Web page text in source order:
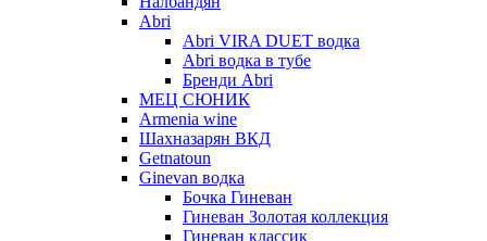
Abri
Abri VIRA DUET водка
Abri водка в тубе
Бренди Abri
МЕЦ СЮНИК
Armenia wine
Шахназарян ВКД
Getnatoun
Ginevan водка
Бочка Гиневан
Гиневан Золотая коллекция
Гиневан классик